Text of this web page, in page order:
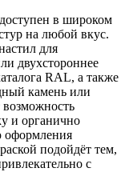
в широком
на любой вкус.
для
двухстороннее
RAL, а также
камень или
и органично
оформления
подойдёт тем,
с